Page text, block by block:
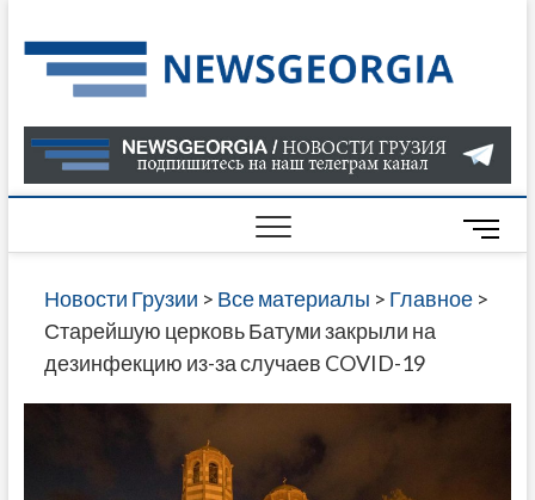
to
content
О
В
ГРУЗИИ
САЙТЕ
M
e
n
Новости Грузии > Все материалы > Главное>
Старейшую церковь Батуми закрыли на
дезинфекцию из-за случаев COVID-19